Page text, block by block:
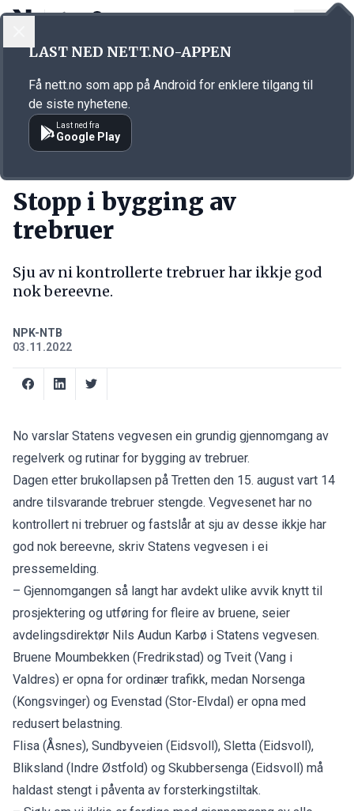
Annonsørinnhold
Stopp i bygging av
trebruer
Sju av ni kontrollerte trebruer har ikkje god
nok bereevne.
NPK-NTB
03.11.2022
No varslar Statens vegvesen ein grundig gjennomgang av
regelverk og rutinar for bygging av trebruer.
Dagen etter brukollapsen på Tretten den 15. august vart 14
andre tilsvarande trebruer stengde. Vegvesenet har no
kontrollert ni trebruer og fastslår at sju av desse ikkje har
god nok bereevne, skriv Statens vegvesen i ei
pressemelding.
– Gjennomgangen så langt har avdekt ulike avvik knytt til
prosjektering og utføring for fleire av bruene, seier
avdelingsdirektør Nils Audun Karbø i Statens vegvesen.
Bruene Moumbekken (Fredrikstad) og Tveit (Vang i
Valdres) er opna for ordinær trafikk, medan Norsenga
(Kongsvinger) og Evenstad (Stor-Elvdal) er opna med
redusert belastning.
Flisa (Åsnes), Sundbyveien (Eidsvoll), Sletta (Eidsvoll),
Bliksland (Indre Østfold) og Skubbersenga (Eidsvoll) må
haldast stengt i påventa av forsterkingstiltak.
LAST NED NETT.NO-APPEN
Få nett.no som app på Android for enklere tilgang til
de siste nyhetene.
Last ned fra
Google Play